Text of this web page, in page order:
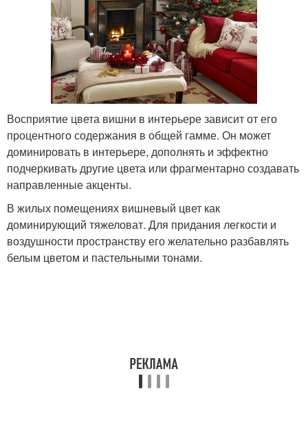
Восприятие цвета вишни в интерьере зависит от его
процентного содержания в общей гамме. Он может
доминировать в интерьере, дополнять и эффектно
подчеркивать другие цвета или фрагментарно создавать
направленные акценты.
В жилых помещениях вишневый цвет как
доминирующий тяжеловат. Для придания легкости и
воздушности пространству его желательно разбавлять
белым цветом и пастельными тонами.